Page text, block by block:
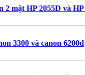
2 mặt HP 2055D và
3300 và canon 6200d